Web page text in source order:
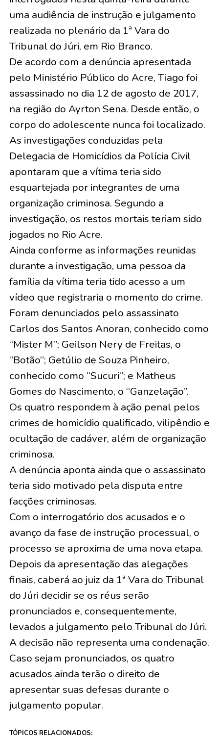
uma audiência de instrução e julgamento
realizada no plenário da 1ª Vara do
Tribunal do Júri, em Rio Branco.
De acordo com a denúncia apresentada
pelo Ministério Público do Acre, Tiago foi
assassinado no dia 12 de agosto de 2017,
na região do Ayrton Sena. Desde então, o
corpo do adolescente nunca foi localizado.
As investigações conduzidas pela
Delegacia de Homicídios da Polícia Civil
apontaram que a vítima teria sido
esquartejada por integrantes de uma
organização criminosa. Segundo a
investigação, os restos mortais teriam sido
jogados no Rio Acre.
Ainda conforme as informações reunidas
durante a investigação, uma pessoa da
família da vítima teria tido acesso a um
vídeo que registraria o momento do crime.
Foram denunciados pelo assassinato
Carlos dos Santos Anoran, conhecido como
“Mister M”; Geilson Nery de Freitas, o
“Botão”; Getúlio de Souza Pinheiro,
conhecido como “Sucuri”; e Matheus
Gomes do Nascimento, o “Ganzelação”.
Os quatro respondem à ação penal pelos
crimes de homicídio qualificado, vilipêndio e
ocultação de cadáver, além de organização
criminosa.
A denúncia aponta ainda que o assassinato
teria sido motivado pela disputa entre
facções criminosas.
Com o interrogatório dos acusados e o
avanço da fase de instrução processual, o
processo se aproxima de uma nova etapa.
Depois da apresentação das alegações
finais, caberá ao juiz da 1ª Vara do Tribunal
do Júri decidir se os réus serão
pronunciados e, consequentemente,
levados a julgamento pelo Tribunal do Júri.
A decisão não representa uma condenação.
Caso sejam pronunciados, os quatro
acusados ainda terão o direito de
apresentar suas defesas durante o
julgamento popular.
TÓPICOS RELACIONADOS: